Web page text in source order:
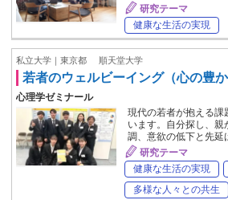
研究テーマ
健康な生活の実現
私立大学｜東京都 順天堂大学
若者のウェルビーイング（心の豊
心理学ゼミナール
現代の若者が抱える課
います。自分探し、親
調、意欲の低下と先
研究テーマ
健康な生活の実現
多様な人々との共生